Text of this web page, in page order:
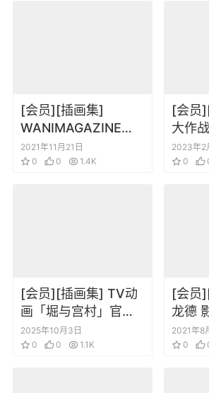
[会员][插画集]
WANIMAGAZINE
COMICS 少女自行车
解放区
2021年11月21日
0
0 1.4K
[会员
大作
Bullet
2023年2
0
[会员][插画集] TV动
画「堀与宫村」官方
粉丝手册 毕业纪念版
2025年10月3日
0
0 1.1K
[会员
龙德
CG原
2021年8
0